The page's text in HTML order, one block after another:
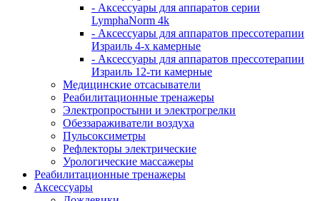
- Аксессуары для аппаратов серии
LymphaNorm 4k
- Аксессуары для аппаратов прессотерапии
Израиль 4-х камерные
- Аксессуары для аппаратов прессотерапии
Израиль 12-ти камерные
Медицинские отсасыватели
Реабилитационные тренажеры
Электропростыни и электрогрелки
Обеззараживатели воздуха
Пульсоксиметры
Рефлекторы электрические
Урологические массажеры
Реабилитационные тренажеры
Аксессуары